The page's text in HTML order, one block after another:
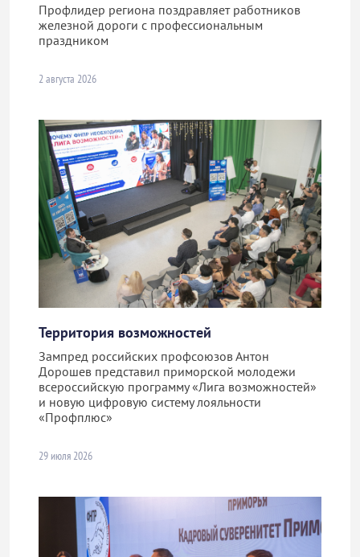
Профлидер региона поздравляет работников
железной дороги с профессиональным
праздником
2 августа 2026
Территория возможностей
Зампред российских профсоюзов Антон
Дорошев представил приморской молодежи
всероссийскую программу «Лига возможностей»
и новую цифровую систему лояльности
«Профплюс»
29 июля 2026